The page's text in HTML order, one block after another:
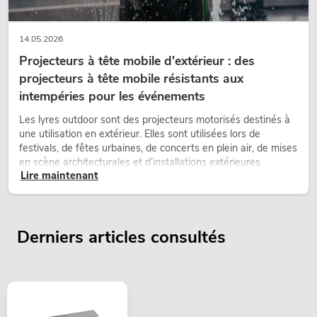
14.05.2026
Projecteurs à tête mobile d'extérieur : des
projecteurs à tête mobile résistants aux
intempéries pour les événements
Les lyres outdoor sont des projecteurs motorisés destinés à
une utilisation en extérieur. Elles sont utilisées lors de
festivals, de fêtes urbaines, de concerts en plein air, de mises
en scène architecturales et d’installations extérieures
temporaires.
Lire maintenant
Derniers articles consultés